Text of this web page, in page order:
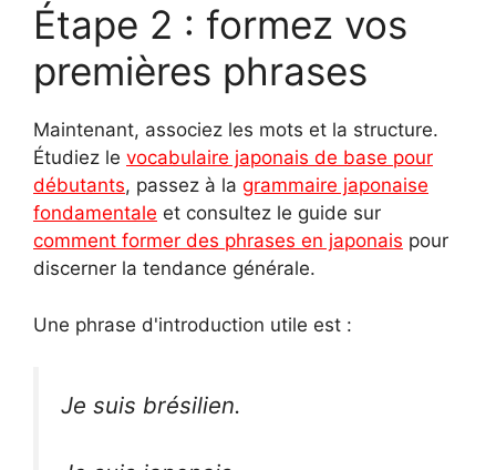
Étape 2 : formez vos
premières phrases
Maintenant, associez les mots et la structure.
Étudiez le vocabulaire japonais de base pour
débutants, passez à la grammaire japonaise
fondamentale et consultez le guide sur
comment former des phrases en japonais pour
discerner la tendance générale.
Une phrase d'introduction utile est :
Je suis brésilien.